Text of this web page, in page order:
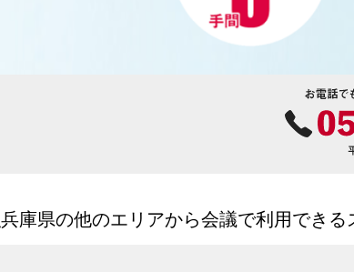
兵庫県の他のエリアから会議で利用できる